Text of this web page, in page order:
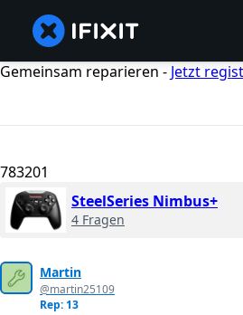
Gemeinsam reparieren - Jetzt
783201
SteelSeries Nimbus+
4 Fragen
Martin
@martin25109
Rep: 13